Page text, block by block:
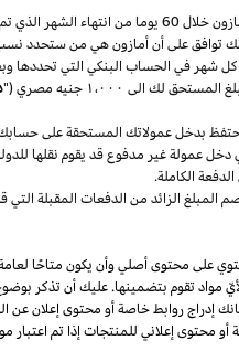
سنقوم بدفع دخل العمولة المعتاد ودخل العمولة الخاص
توافق على أن أمازون هي من ستحدد نسب
كل شهر في الحساب البنكي التي تحددها
المستحق لك الى ١٬٠٠٠ جنيه مصري("
بدخل عمولاتك المستحقة على
دخل عمولة غير مدفوع قد يقوم نقلها
الكاملة.
المبلغ الزائد من الدفعات المقبلة
على محتوى أصلي وأن يكون متاحًا
مواد تقوم بتضمينها. عليك أن تذكر
إدراج روابط خاصة أو محتوى إعلان
محتوى إعلاني للمنتجات إذا تم